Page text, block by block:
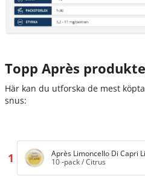
Topp Après
Här kan du utforska de mest
snus:
1
Après Limoncello Di Capri
Edition 5,5mg
10 -pack/Citrus